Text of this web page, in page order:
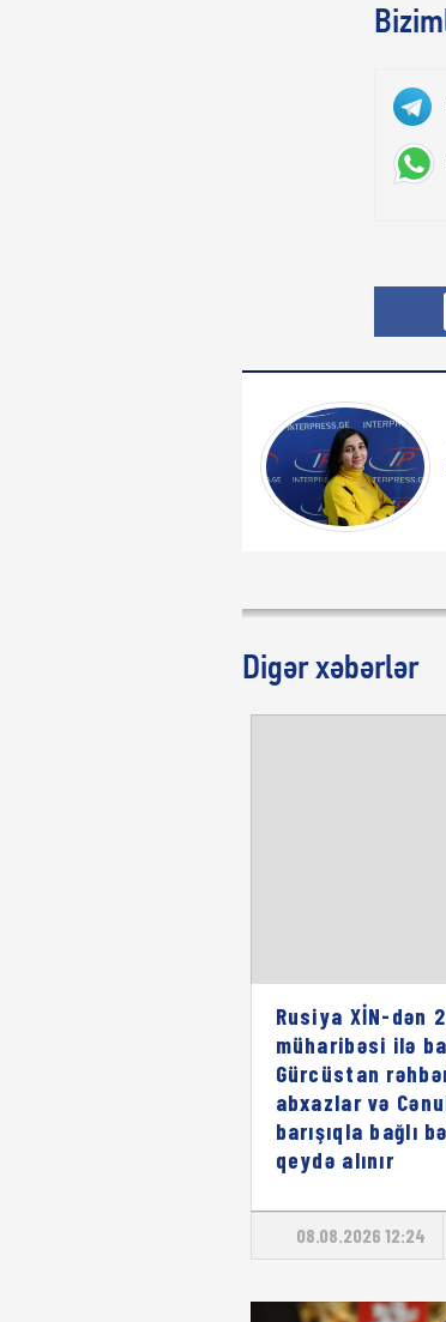
Digər xəbərlər
Rusiya XİN-dən
müharibəsi ilə
Gürcüstan
abxazlar və
barışıqla bağlı
qeydə alınır
08.08.2026 12:24